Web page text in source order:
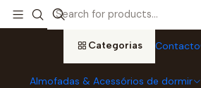
Categorias Contacto
Almofadas & Acessórios de dormir
Início Sofás & Complementos
Sofás-
Sofá-Cama "Mr. Sleep" 2 Lugares Tecido
Gratuita e imediata